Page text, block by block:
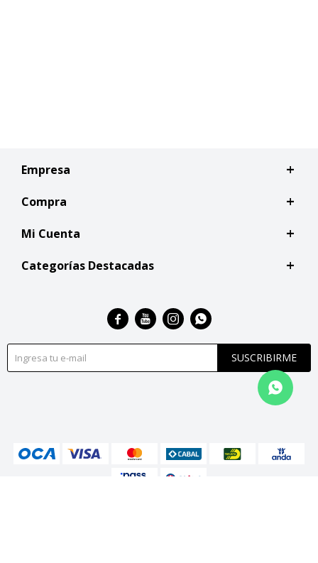
Empresa
Compra
Mi Cuenta
Categorías Destacadas
SUSCRIBIRME
   